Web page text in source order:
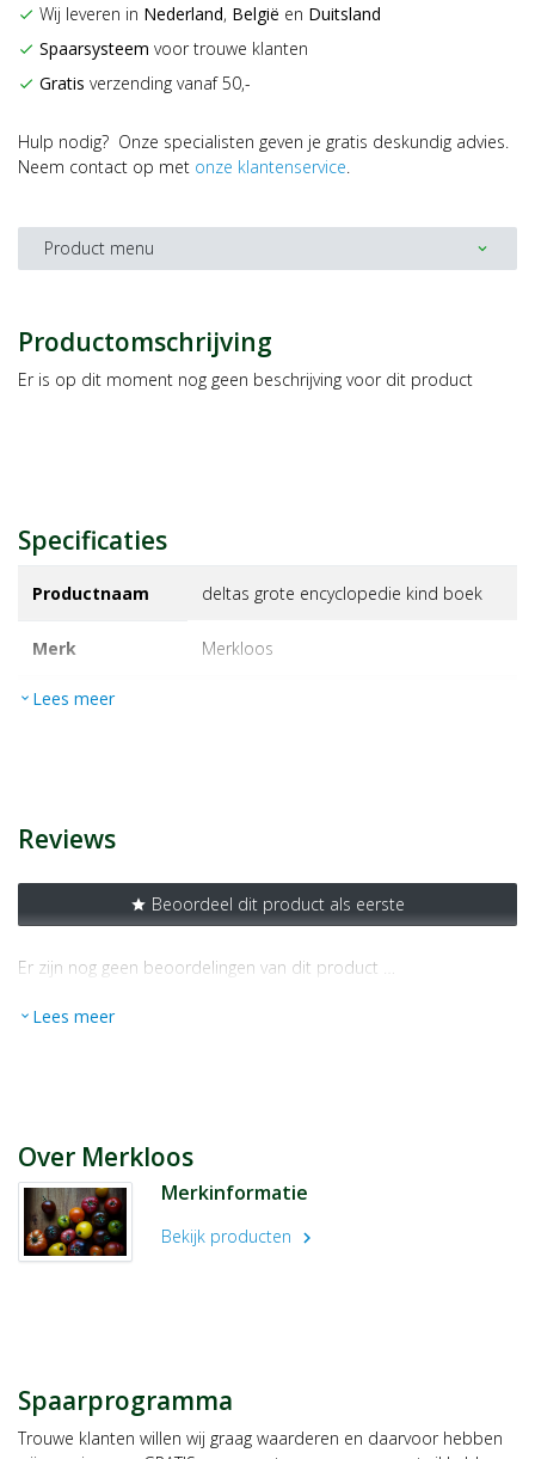
check Wij leveren in Nederland, België en Duitsland
check Spaarsysteem voor trouwe klanten
check Gratis verzending vanaf 50,-
Hulp nodig? Onze specialisten geven je gratis deskundig advies.
Neem contact op met onze klantenservice.
Product menu expand_more
Productomschrijving
Er is op dit moment nog geen beschrijving voor dit product
Specificaties
Productnaam deltas grote encyclopedie kind boek
Merk merkloos
EAN
expand_more Lees meer
Reviews
star Beoordeel dit product als eerste
Er zijn nog geen beoordelingen van dit product …
expand_more Lees meer
Over Merkloos
Merkinformatie
Bekijk producten chevron_right
Spaarprogramma
Trouwe klanten willen wij graag waarderen en daarvoor hebben